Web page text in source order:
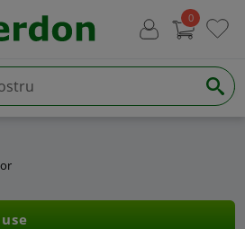
0